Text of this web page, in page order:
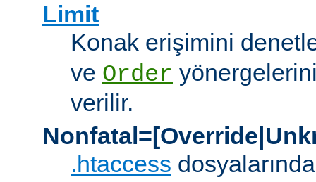
Limit
Konak erişimini
ve Order
verilir.
.htaccess